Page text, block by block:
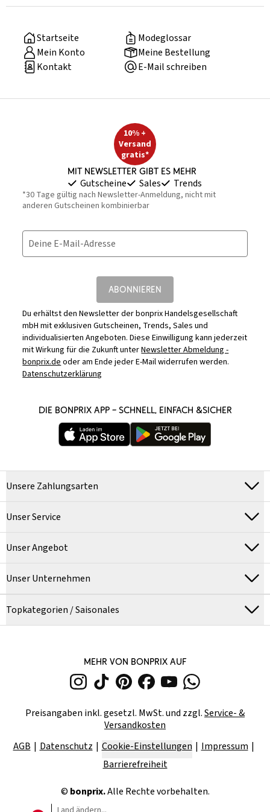
Startseite
Modeglossar
Mein Konto
Meine Bestellung
Kontakt
E-Mail schreiben
10% +
Versand
gratis*
Mit Newsletter gibt es mehr
Gutscheine Sales Trends
*30 Tage gültig nach Newsletter-Anmeldung, nicht mit
anderen Gutscheinen kombinierbar
Deine E-Mail-Adresse
ABONNIEREN
Du erhältst den Newsletter der bonprix Handelsgesellschaft
mbH mit exklusiven Gutscheinen, Trends, Sales und
individualisierten Angeboten. Diese Einwilligung kann jederzeit
mit Wirkung für die Zukunft unterNewsletter Abmeldung -
bonprix.deoder am Ende jeder E-Mail widerrufen werden.
Datenschutzerklärung
DIE BONPRIX APP – SCHNELL, EINFACH &SICHER
Unsere Zahlungsarten
Unser Service
Unser Angebot
Unser Unternehmen
Topkategorien / Saisonales
MEHR VON BONPRIX AUF
Preisangaben inkl. gesetzl. MwSt. und zzgl.Service- &
Versandkosten
AGB
Datenschutz Cookie-Einstellungen
Impressum
Barrierefreiheit
© bonprix.Alle Rechte vorbehalten.